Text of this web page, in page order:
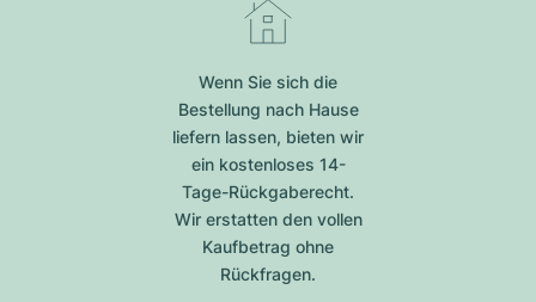
Wenn Sie sich die
Bestellung nach Hause
liefern lassen, bieten wir
ein kostenloses 14-
Tage-Rückgaberecht.
Wir erstatten den vollen
Kaufbetrag ohne
Rückfragen.